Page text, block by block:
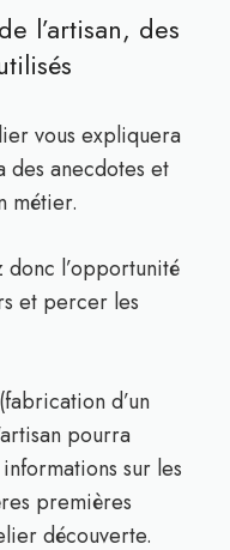
l’artisan, des
vous expliquera
des anecdotes et
métier.
l’opportunité
et percer les
d’un
pourra
sur les
premières
découverte.